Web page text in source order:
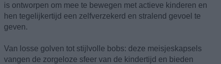
is ontworpen om mee te bewegen met actieve kinderen en
hen tegelijkertijd een zelfverzekerd en stralend gevoel te
geven.
Van losse golven tot stijlvolle bobs: deze meisjeskapsels
vangen de zorgeloze sfeer van de kindertijd en bieden